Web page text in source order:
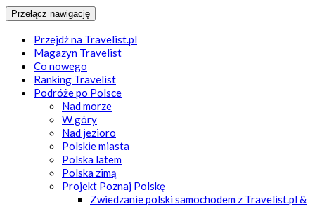
Przełącz nawigację
Przejdź na Travelist.pl
Magazyn Travelist
Co nowego
Ranking Travelist
Podróże po Polsce
Nad morze
W góry
Nad jezioro
Polskie miasta
Polska latem
Polska zimą
Projekt Poznaj Polskę
Zwiedzanie polski samochodem z Travelist.pl &